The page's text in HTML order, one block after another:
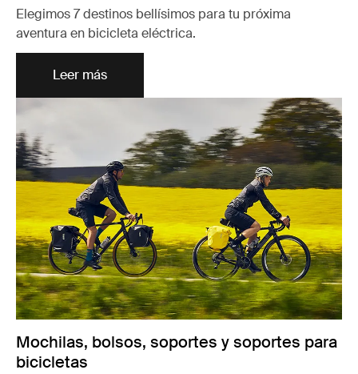
Elegimos 7 destinos bellísimos para tu próxima
aventura en bicicleta eléctrica.
Leer más
Mochilas, bolsos, soportes y soportes para
bicicletas